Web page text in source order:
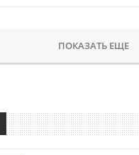
ПОКАЗАТЬ ЕЩЕ